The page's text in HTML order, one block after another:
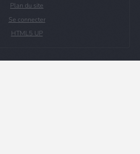
Plan du site
Se connecter
HTML5 UP